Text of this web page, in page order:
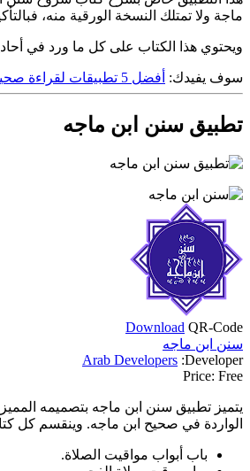
ماجة ولا تمتلك النسخة الورقية منه،
ويحتوي هذا الكتاب على كل ما ورد في أحاديث ابن ماجه
سوف يفيدك: أفضل 5 تطبيقات لقراءة صحيح البخاري مجانًا لهواتف الاندرويد!
تطبيق سنن ابن ماجه
Download QR-Code
سنن ابن ماجه
Developer:
Arab Developers
Price: Free
يتميز تطبيق سنن ابن ماجه بتصميمه
الواردة في صحيح ابن ماجه. وينقسم كل
باب أبواب مواقيت الصلاة.